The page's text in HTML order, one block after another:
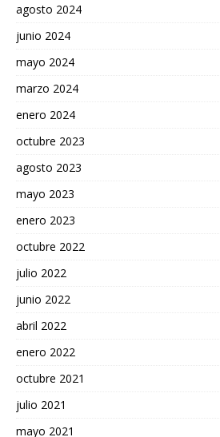
agosto 2024
junio 2024
mayo 2024
marzo 2024
enero 2024
octubre 2023
agosto 2023
mayo 2023
enero 2023
octubre 2022
julio 2022
junio 2022
abril 2022
enero 2022
octubre 2021
julio 2021
mayo 2021